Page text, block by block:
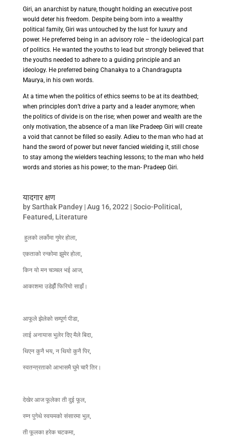
Giri, an anarchist by nature, thought holding an executive post
would deter his freedom. Despite being born into a wealthy
political family, Giri was untouched by the lust for luxury and
power. He preferred being in an advisory role – the ideological part
of politics. He wanted the youths to lead but strongly believed that
the youths needed to adhere to a guiding principle and an
ideology. He preferred being Chanakya to a Chandragupta
Maurya, in his own words.
At a time when the politics of ethics seems to be at its deathbed;
when principles don’t drive a party and a leader anymore; when
the politics of divide is on the rise; when power and wealth are the
only motivation, the absence of a man like Pradeep Giri will create
a void that cannot be filled so easily. Adieu to the man who had at
hand the sword of power but never fancied wielding it, still chose
to stay among the wielders teaching lessons; to the man who held
words and stories as his power; to the man- Pradeep Giri.
यादगार क्षण
bySarthak Pandey|Aug 16, 2022 |Socio-Political ,
Featured, Literature
हुलको लर्कोमा गुमेर होला,
एकताको रन्कोमा झुमेर होला,
किन यो मन चञ्चल भई आज,
आकाशमा उडेझैँ फिरियो साझँ।
आफूले झेलेको सम्पूर्ण पीडा,
लाई अनायास भुलेर दिए मैले बिदा,
थिएन कुनै भय, न थियो कुनै पिर,
स्वतन्त्रताको आभासमै घुमे चारै तिर।
देखेर आज फूलेका ती दुई फूल,
रम्न पुगेथे स्वयमको संसारमा भुल,
ती फूलका हरेक चटकमा,